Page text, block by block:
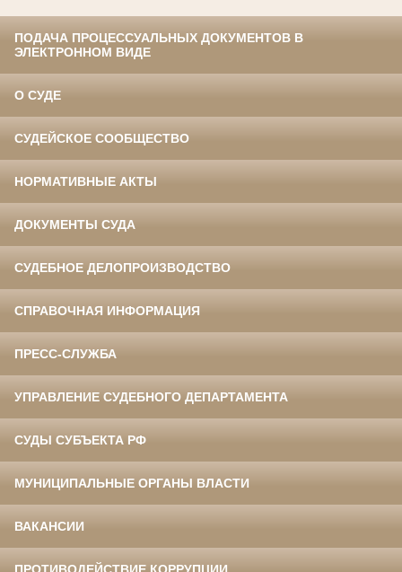
ПОДАЧА ПРОЦЕССУАЛЬНЫХ ДОКУМЕНТОВ В
ЭЛЕКТРОННОМ ВИДЕ
О СУДЕ
СУДЕЙСКОЕ СООБЩЕСТВО
НОРМАТИВНЫЕ АКТЫ
ДОКУМЕНТЫ СУДА
СУДЕБНОЕ ДЕЛОПРОИЗВОДСТВО
СПРАВОЧНАЯ ИНФОРМАЦИЯ
ПРЕСС-СЛУЖБА
УПРАВЛЕНИЕ СУДЕБНОГО ДЕПАРТАМЕНТА
СУДЫ СУБЪЕКТА РФ
МУНИЦИПАЛЬНЫЕ ОРГАНЫ ВЛАСТИ
ВАКАНСИИ